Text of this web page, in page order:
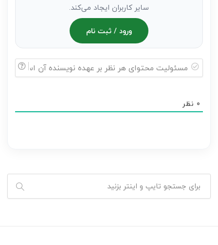
سایر کاربران ایجاد می‌کند.
ورود / ثبت نام
هر
آن
است
0 نظر